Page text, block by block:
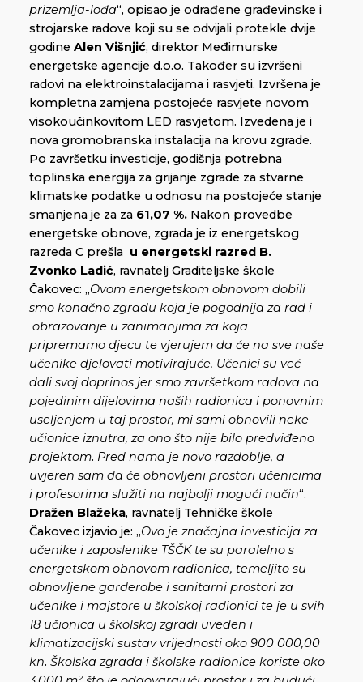
prizemlja-lođa“, opisao je odrađene građevinske i
strojarske radove koji su se odvijali protekle dvije
godine Alen Višnjić, direktor Međimurske
energetske agencije d.o.o. Također su izvršeni
radovi na elektroinstalacijama i rasvjeti. Izvršena je
kompletna zamjena postojeće rasvjete novom
visokoučinkovitom LED rasvjetom. Izvedena je i
nova gromobranska instalacija na krovu zgrade.
Po završetku investicije, godišnja potrebna
toplinska energija za grijanje zgrade za stvarne
klimatske podatke u odnosu na postojeće stanje
smanjena je za za 61,07 %. Nakon provedbe
energetske obnove, zgrada je iz energetskog
razreda C prešla u energetski razred B.
Zvonko Ladić, ravnatelj Graditeljske škole
Čakovec: „Ovom energetskom obnovom dobili
smo konačno zgradu koja je pogodnija za rad i
obrazovanje u zanimanjima za koja
pripremamo djecu te vjerujem da će na sve naše
učenike djelovati motivirajuće. Učenici su već
dali svoj doprinos jer smo završetkom radova na
pojedinim dijelovima naših radionica i ponovnim
useljenjem u taj prostor, mi sami obnovili neke
učionice iznutra, za ono što nije bilo predviđeno
projektom. Pred nama je novo razdoblje, a
uvjeren sam da će obnovljeni prostori učenicima
i profesorima služiti na najbolji mogući način“.
Dražen Blažeka, ravnatelj Tehničke škole
Čakovec izjavio je: „Ovo je značajna investicija za
učenike i zaposlenike TŠČK te su paralelno s
energetskom obnovom radionica, temeljito su
obnovljene garderobe i sanitarni prostori za
učenike i majstore u školskoj radionici te je u svih
18 učionica u školskoj zgradi uveden i
klimatizacijski sustav vrijednosti oko 900 000,00
kn. Školska zgrada i školske radionice koriste oko